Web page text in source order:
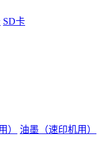
SD卡
） 油墨（速印机用）